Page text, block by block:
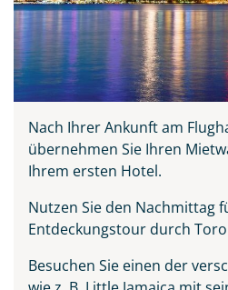
Nach Ihrer Ankunft am
übernehmen Sie Ihren
Ihrem ersten Hotel.
Nutzen Sie den Nachmittag
Entdeckungstour durch
Besuchen Sie einen der